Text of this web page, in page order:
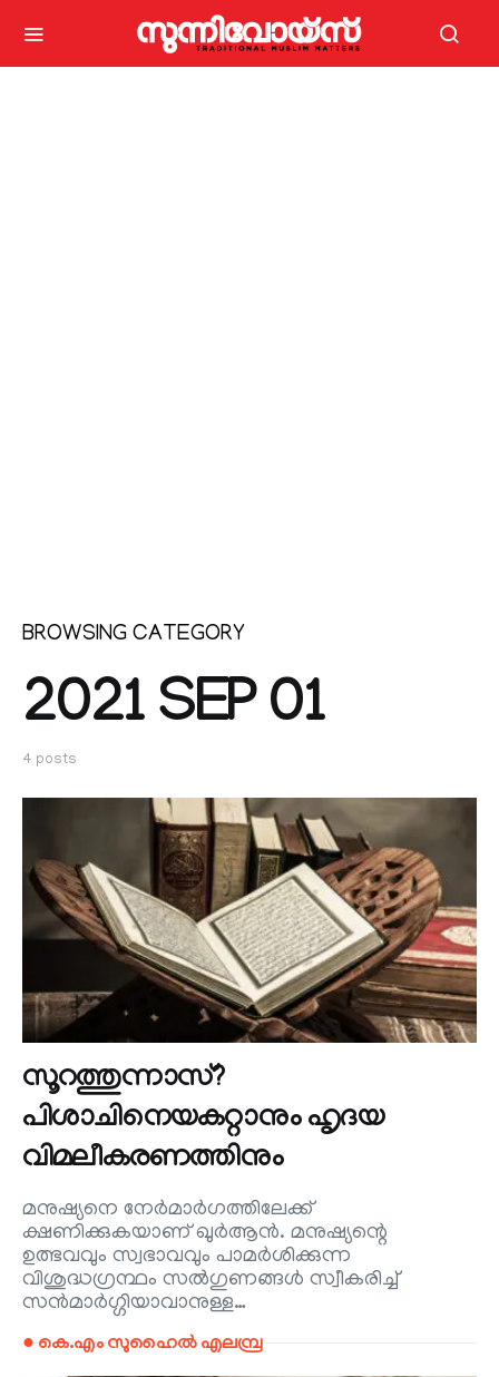
BROWSING CATEGORY
2021 SEP 01
4 posts
സൂറത്തുന്നാസ്?
പിശാചിനെയകറ്റാനും ഹൃദയ
വിമലീകരണത്തിനും
മനുഷ്യനെ നേർമാർഗത്തിലേക്ക്
ക്ഷണിക്കുകയാണ് ഖുർആൻ. മനുഷ്യന്റെ
ഉത്ഭവവും സ്വഭാവവും പാമർശിക്കുന്ന
വിശുദ്ധഗ്രന്ഥം സൽഗുണങ്ങൾ സ്വീകരിച്ച്
സൻമാർഗ്ഗിയാവാനുള്ള…
● കെ.എം സുഹൈൽ എലമ്പ്ര